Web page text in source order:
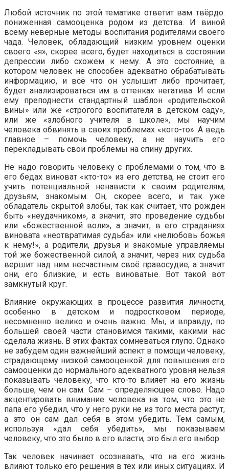
Любой источник по этой тематике ответит вам твёрдо:
пониженная самооценка родом из детства. И виной
всему неверные методы воспитания родителями своего
чада. Человек, обладающий низким уровнем оценки
своего «я», скорее всего, будет находиться в состоянии
депрессии либо схожем к нему. А это состояние, в
котором человек не способен адекватно обрабатывать
информацию, и всё что он услышит либо прочитает,
будет анализироваться им в оттенках негатива. И если
ему преподнести стандартный шаблон «родительской
вины» или же «строгого воспитателя в детском саду»,
или же «злобного учителя в школе», мы научим
человека обвинять в своих проблемах «кого-то». А ведь
главное – помочь человеку, а не научить его
перекладывать свои проблемы на спину других.
Не надо говорить человеку с проблемами о том, что в
его бедах виноват «кто-то» из его детства, не стоит его
учить потенциальной ненависти к своим родителям,
друзьям, знакомым. Он, скорее всего, и так уже
обладатель скрытой злобы, так как считает, что рождён
быть «неудачником», а значит, это проведение судьбы
или «божественной воли», а значит, в его страданиях
виновата «неотвратимая судьба» или «нелюбовь божья
к нему!», а родители, друзья и знакомые управляемы
той же божественной силой, а значит, через них судьба
вершит над ним несчастным своё правосудие, а значит
они, его близкие, и есть виноватые. Вот такой вот
замкнутый круг.
Влияние окружающих в процессе развития личности,
особенно в детском и подростковом периоде,
несомненно велико и очень важно. Мы, и вправду, по
большей своей части становимся такими, какими нас
сделала жизнь. В этих фактах сомневаться глупо. Однако
не забудем один важнейший аспект в помощи человеку,
страдающему низкой самооценкой: для повышения его
самооценки до нормального адекватного уровня нельзя
показывать человеку, что кто-то влияет на его жизнь
больше, чем он сам. Сам – определяющее слово. Надо
акцентировать внимание человека на том, что это не
папа его убедил, что у него руки не из того места растут,
а это он сам дал себя в этом убедить. Тем самым,
используя «дал себя убедить», мы показываем
человеку, что это было в его власти, это был его выбор.
Так человек начинает осознавать, что на его жизнь
влияют только его решения в тех или иных ситуациях. И